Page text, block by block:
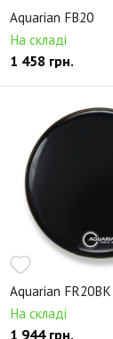
Серия
Серия
Серия
Серия Hi-
Серия Hi-
Серия New
Серия Triple
Серия Full
Серия Impact
Серия Ported
Серия
Aquarian FB20
На складі
1 458 грн.
Aquarian FR20BK
На складі
1 944грн.